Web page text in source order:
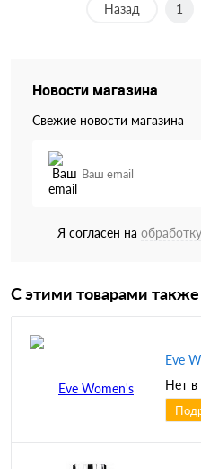
Назад 1
Новости магазина
Свежие новости магазина
Я согласен на
С этими товарами
Eve
Нет в